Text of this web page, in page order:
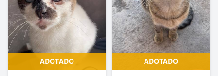
ADOTADO ADOTADO